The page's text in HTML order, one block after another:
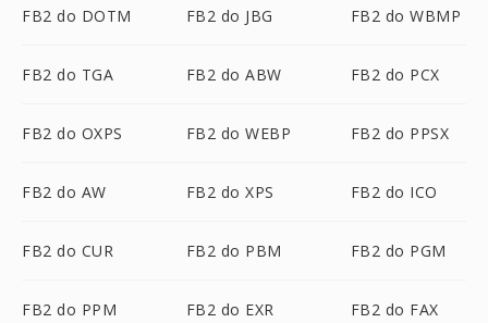
FB2 do DOTM FB2 do JBG FB2 do WBMP
FB2 do TGA FB2 do ABW FB2 do PCX
FB2 do OXPS FB2 do WEBP FB2 do PPSX
FB2 do AW FB2 do XPS FB2 do ICO
FB2 do CUR FB2 do PBM FB2 do PGM
FB2 do PPM FB2 do EXR FB2 do FAX